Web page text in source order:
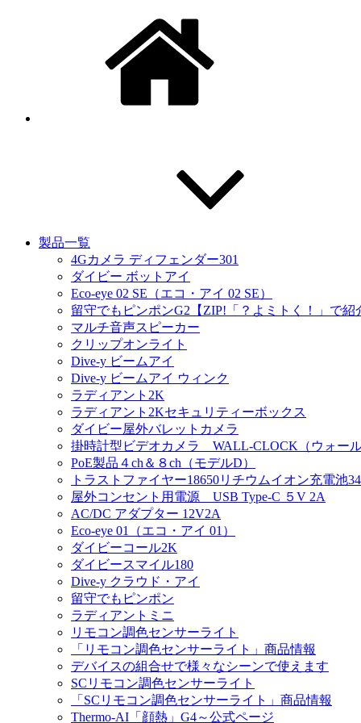
製品一覧
4Gカメラ ディフェンダー301
ダイビー ボットアイ
Eco-eye 02 SE（エコ・アイ 02 SE）
留守でもピンポンG2【ZIP!「？よミトく！」で紹
マルチ音声スピーカー
クリップオンライト
Dive-y ビームアイ
Dive-y ビームアイ ウィンク
ラディアント2K
ラディアント2Kセキュリティーボックス
ダイビー屋外バレットカメラ
掛時計型ビデオカメラ WALL-CLOCK（ウォール
PoE製品４ch＆８ch（モデルD）
トラストファイヤー18650リチウムイオン充電池
屋外コンセント用電源 USB Type-C ５V 2A
AC/DC アダプター 12V2A
Eco-eye 01（エコ・アイ 01）
ダイビーコール2K
ダイビースマイル180
Dive-y クラウド・アイ
留守でもピンポン
ラディアントミニ
リモコン調色センサーライト
「リモコン調色センサーライト」商品情報
デバイスの組合せで様々なシーンで使えます
SCリモコン調色センサーライト
「SCリモコン調色センサーライト」商品情報
Thermo-AI「顔熱」G4～公式ページ